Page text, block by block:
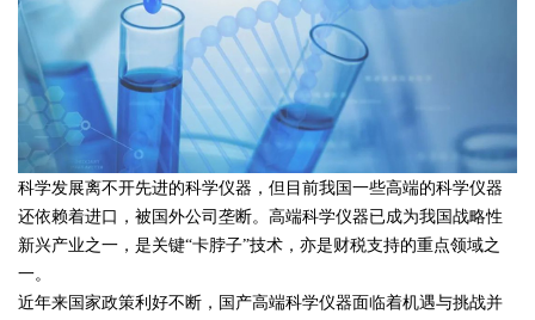
科学发展离不开先进的科学仪器，但目前我国一些高端的科学仪器
还依赖着进口，被国外公司垄断。高端科学仪器已成为我国战略性
新兴产业之一，是关键“卡脖子”技术，亦是财税支持的重点领域之
一。
近年来国家政策利好不断，国产高端科学仪器面临着机遇与挑战并